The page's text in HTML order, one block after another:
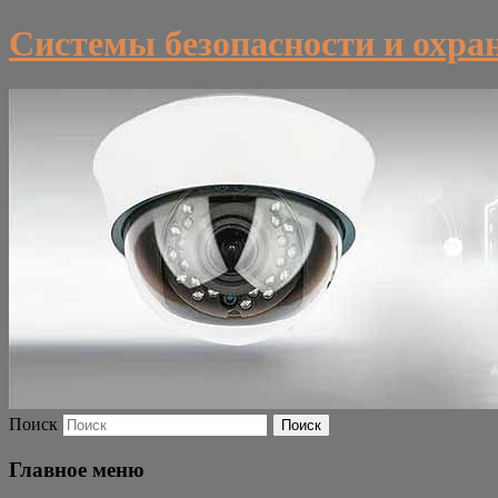
Системы безопасности и
Поиск
Главное меню